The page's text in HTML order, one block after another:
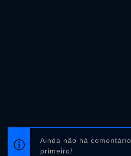
Ainda não há
primeiro!